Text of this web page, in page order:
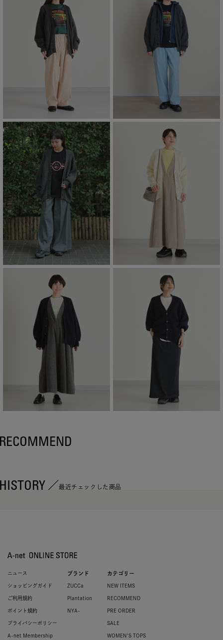
最近チェックした商品
ニュース
ショッピングガイド
ご利用規約
ポイント規約
プライバシーポリシー
A-net Membership
ブランド
ZUCCa
Plantation
NYA-
カテゴリー
NEW ITEMS
RECOMMEND
PRE ORDER
SALE
WOMEN'S TOPS